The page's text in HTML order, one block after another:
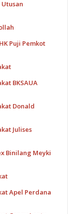
Puji Pemkot
BKSAUA
Donald
Julises
Binilang Meyki
Apel Perdana